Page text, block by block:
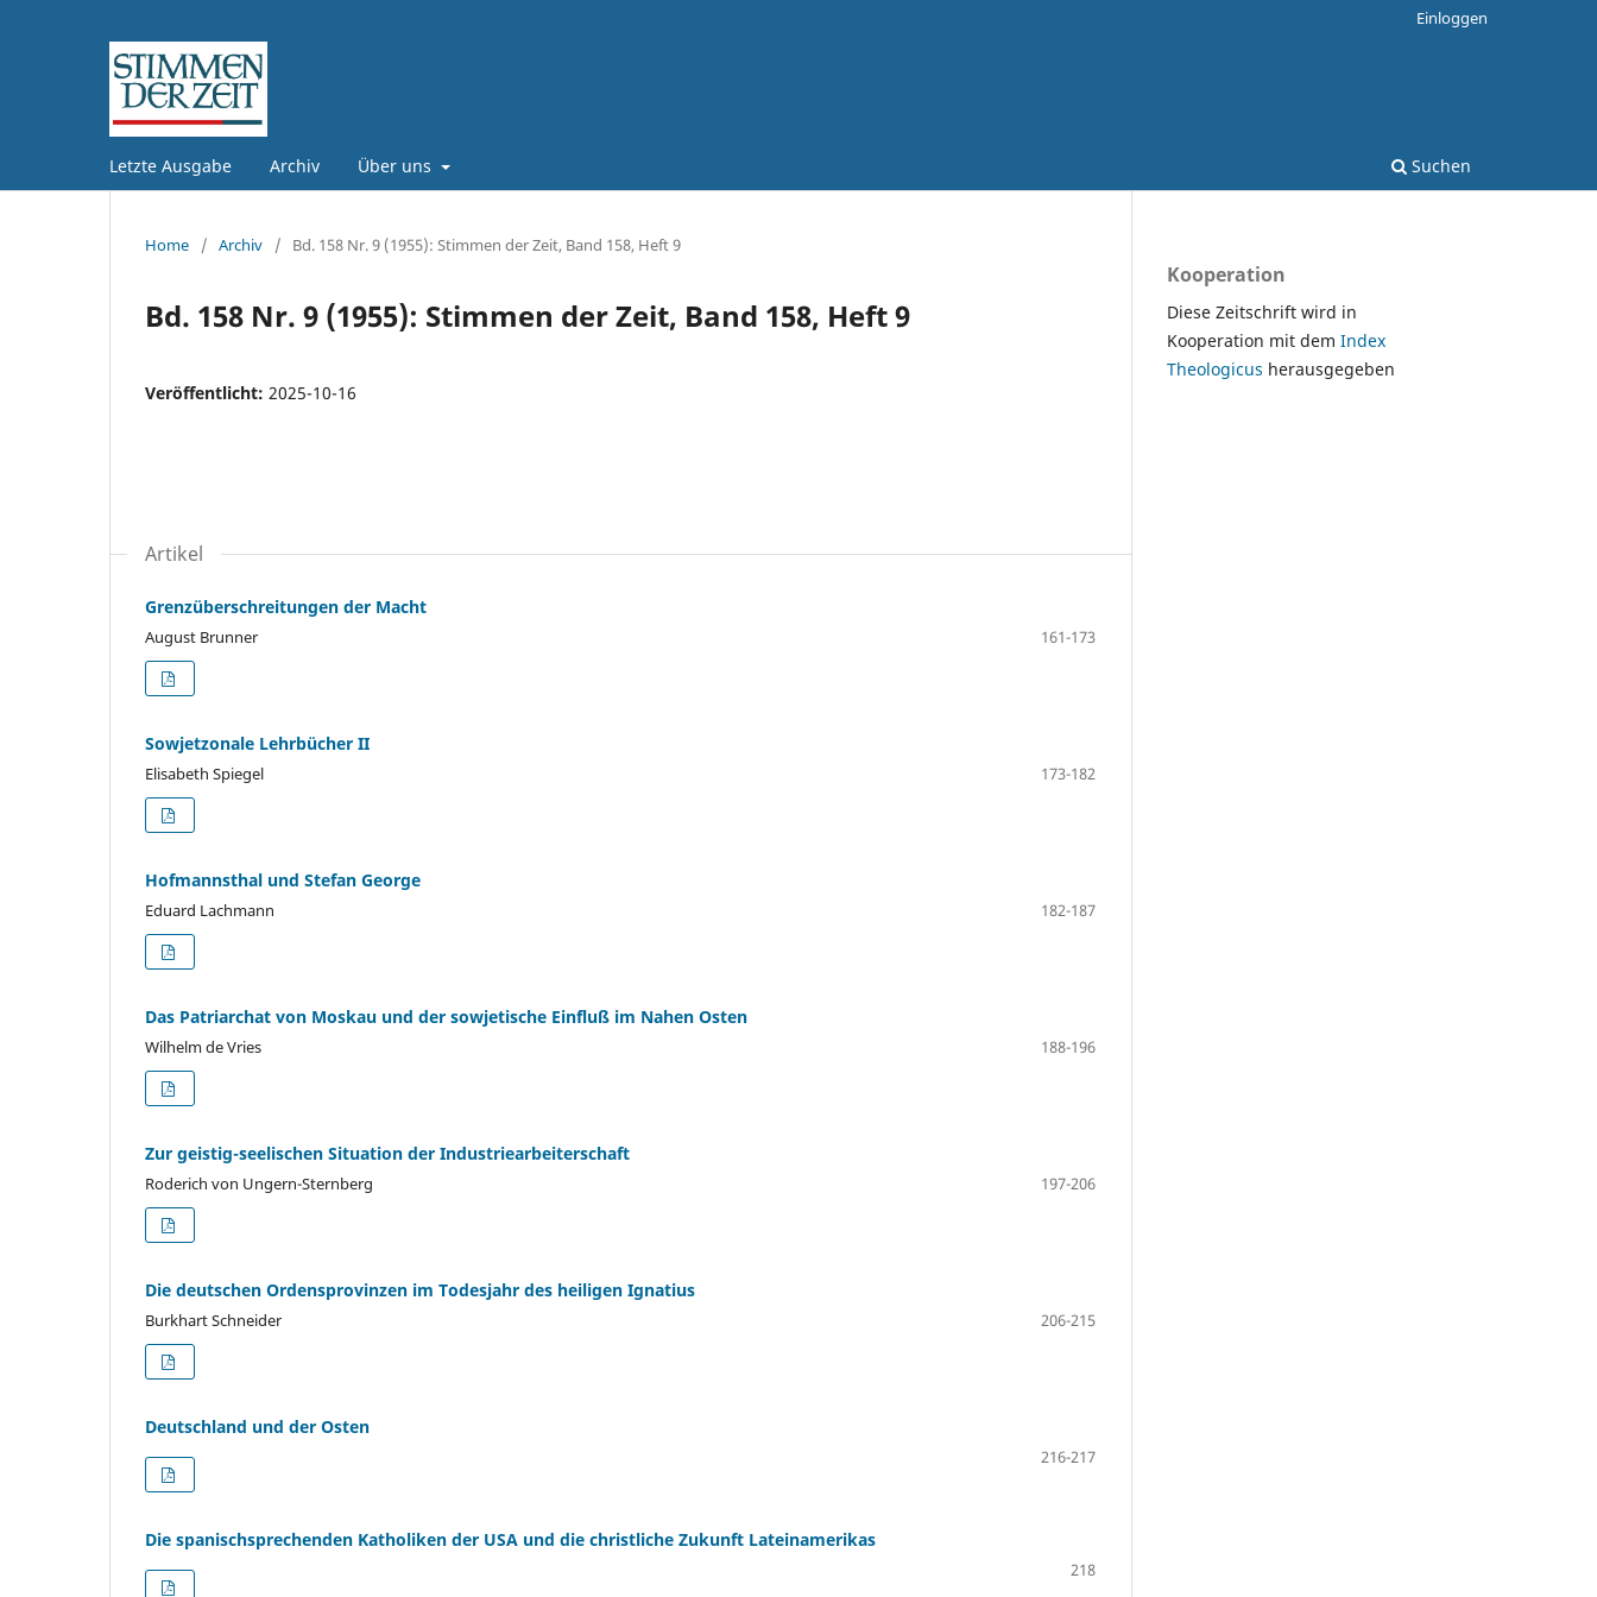
Letzte Ausgabe Archiv Über uns Suchen
Einloggen
Home / Archiv / Bd. 158 Nr. 9 (1955): Stimmen der Zeit, Band 158, Heft 9
Bd. 158 Nr. 9 (1955): Stimmen der Zeit, Band 158, Heft 9
Veröffentlicht: 2025-10-16
Artikel
Grenzüberschreitungen der Macht
August Brunner 161-173
Sowjetzonale Lehrbücher II
Elisabeth Spiegel 173-182
Hofmannsthal und Stefan George
Eduard Lachmann 182-187
Das Patriarchat von Moskau und der sowjetische Einfluß im Nahen Osten
Wilhelm de Vries 188-196
Zur geistig-seelischen Situation der Industriearbeiterschaft
Roderich von Ungern-Sternberg 197-206
Die deutschen Ordensprovinzen im Todesjahr des heiligen Ignatius
Burkhart Schneider 206-215
Deutschland und der Osten
216-217
Die spanischsprechenden Katholiken der USA und die christliche Zukunft Lateinamerikas
218
Kooperation
Diese Zeitschrift wird in
Kooperation mit dem Index
Theologicus herausgegeben